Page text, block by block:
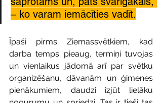
– ko varam iemācīties vadīt.
Īpaši pirms Ziemassvētkiem, kad
darba temps pieaug, termiņi tuvojas
un vienlaikus jādomā arī par svētku
organizēšanu, dāvanām un ģimenes
pienākumiem, daudzi izjūt lielāku